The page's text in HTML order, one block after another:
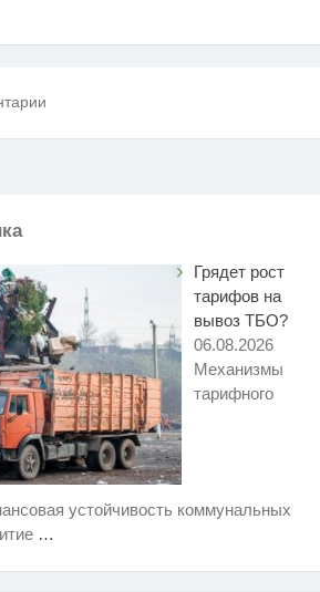
Грядет рост
тарифов на
вывоз ТБО?
06.08.2026
Механизмы
тарифного
устойчивость коммунальных
…
i
пару секунд, но
в шоке от увиденного
Омска: вы будете